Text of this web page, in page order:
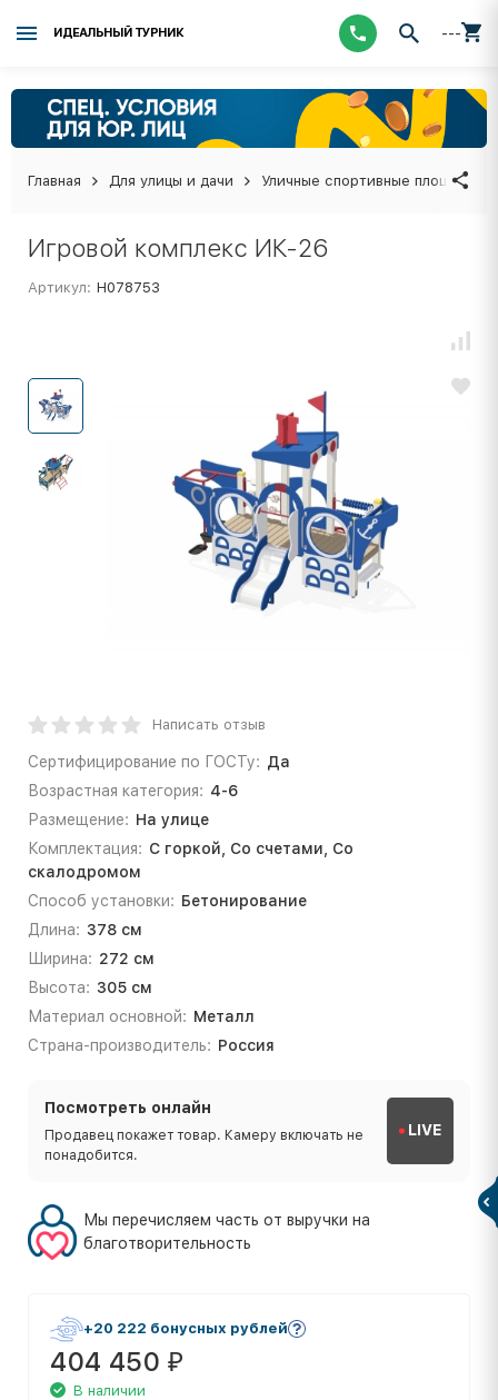
ИДЕАЛЬНЫЙ ТУРНИК ---
Главная Для улицы и дачи Уличные спортивные площадки
Игровой комплекс ИК-26
Артикул: Н078753
Написать отзыв
Сертифицирование по ГОСТу: Да
Возрастная категория: 4-6
Размещение: На улице
Комплектация: С горкой, Со счетами, Со
скалодромом
Способ установки: Бетонирование
Длина: 378 см
Ширина: 272 см
Высота: 305 см
Материал основной: Металл
Страна-производитель: Россия
Посмотреть онлайн
Продавец покажет товар. Камеру включать не
понадобится.
LIVE
Мы перечисляем часть от выручки на
благотворительность
+20 222 бонусных рублей
404 450 ₽
В наличии